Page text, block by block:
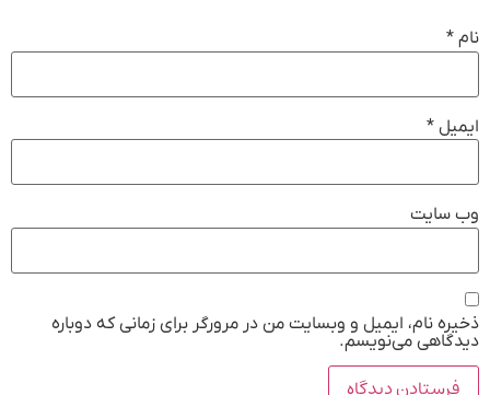
نام *
ایمیل *
وب‌ سایت
ذخیره نام، ایمیل و وبسایت من در مرورگر برای زمانی که دوباره
دیدگاهی می‌نویسم.